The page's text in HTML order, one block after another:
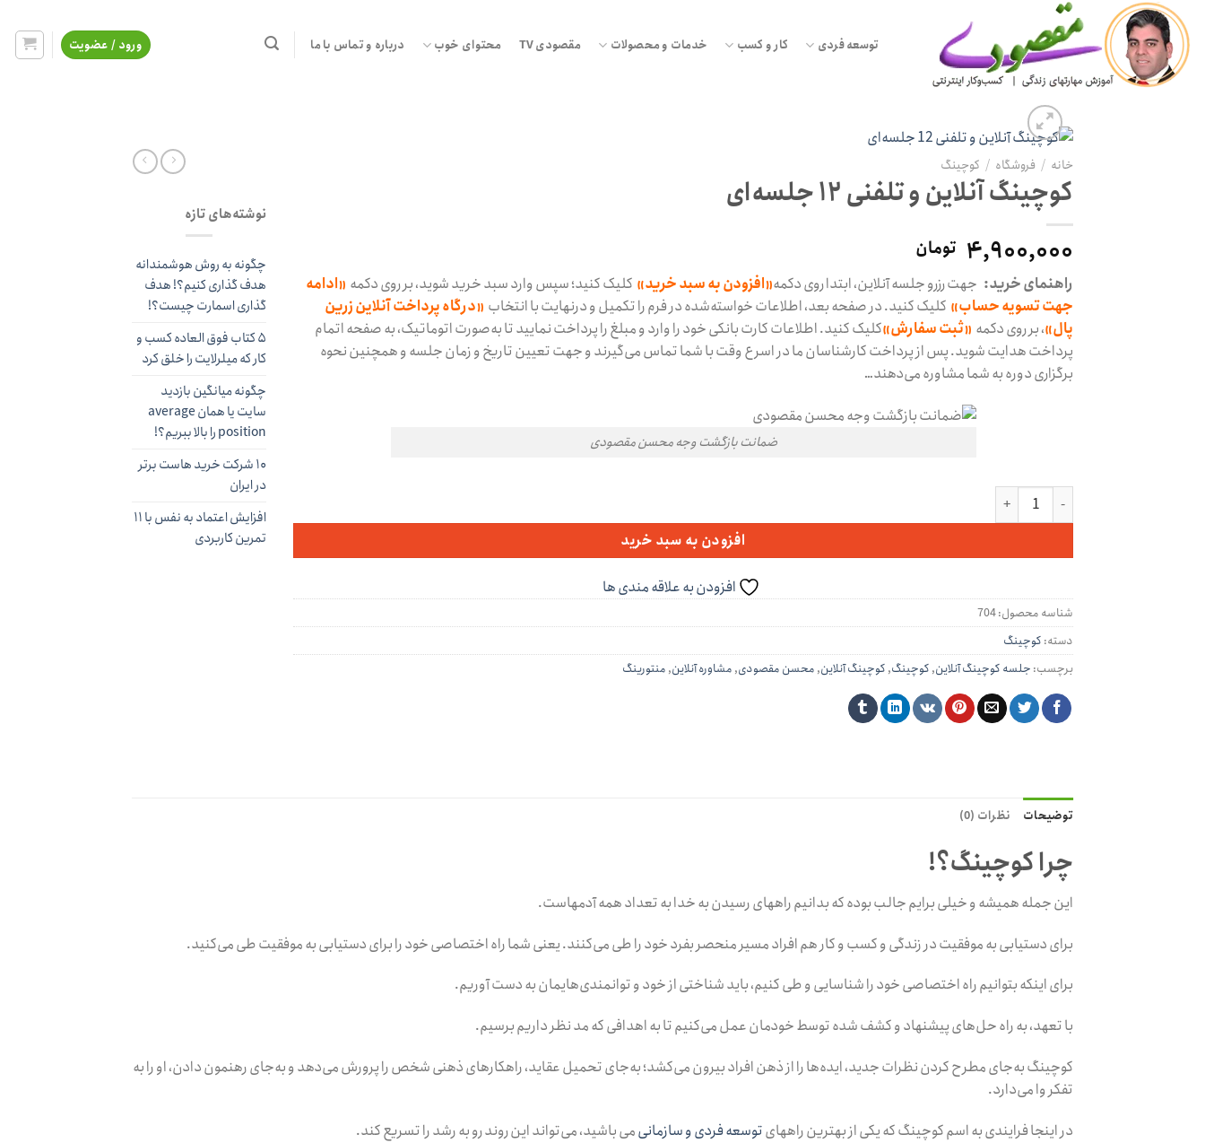
Skip
content
توسعه فردی کار و کسب خدمات و محصولات مقصودی TV محتوای خوب درباره و تماس با ما ورود / عضویت
خانه / فروشگاه / کوچینگ
کوچینگ آنلاین و تلفنی ۱۲ جلسه‌ای
۴,۹۰۰,۰۰۰ تومان
راهنمای خرید: جهت رزرو جلسه آنلاین، ابتدا روی دکمه«افزودن به سبد خرید» کلیک کنید؛ سپس وارد سبد خرید شوید، بر روی دکمه «ادامه
جهت تسویه حساب» کلیک کنید. در صفحه بعد، اطلاعات خواسته‌شده در فرم را تکمیل و درنهایت با انتخاب «درگاه پرداخت آنلاین زرین
پال»، بر روی دکمه «ثبت سفارش»کلیک کنید. اطلاعات کارت بانکی خود را وارد و مبلغ را پرداخت نمایید تا به‌صورت اتوماتیک، به صفحه اتمام
پرداخت هدایت شوید. پس از پرداخت کارشناسان ما در اسرع وقت با شما تماس می‌گیرند و جهت تعیین تاریخ و زمان جلسه و همچنین نحوه
برگزاری دوره به شما مشاوره می‌دهند…
ضمانت بازگشت وجه محسن مقصودی
کوچینگ آنلاین و تلفنی 12 جلسه‌ای عدد
افزودن به سبد خرید
افزودن به علاقه مندی ها
شناسه محصول:704
دسته: کوچینگ
برچسب: جلسه کوچینگ آنلاین, کوچینگ, کوچینگ آنلاین, محسن مقصودی, مشاوره آنلاین, منتورینگ
نوشته‌های تازه
چگونه به روش هوشمندانه
هدف گذاری کنیم؟! هدف
گذاری اسمارت چیست؟!
۵ کتاب فوق العاده کسب و
کار که میلرلایت را خلق کرد
چگونه میانگین بازدید
سایت یا همان average
position را بالا ببریم؟!
۱۰ شرکت خرید هاست برتر
در ایران
افزایش اعتماد به نفس با ۱۱
تمرین کاربردی
توضیحات نظرات (0)
چرا کوچینگ؟!
این جمله همیشه و خیلی برایم جالب بوده که بدانیم راههای رسیدن به خدا به تعداد همه آدمهاست.
برای دستیابی به موفقیت در زندگی و کسب و کار هم افراد مسیر منحصر بفرد خود را طی می‌کنند. یعنی شما راه اختصاصی خود را برای دستیابی به موفقیت طی می‌کنید.
برای اینکه بتوانیم راه اختصاصی خود را شناسایی و طی کنیم، باید شناختی از خود و توانمندی‌هایمان به دست آوریم.
با تعهد، به راه حل‌های پیشنهاد و کشف شده توسط خودمان عمل می‌کنیم تا به اهدافی که مد نظر داریم برسیم.
کوچینگ به‌جای مطرح کردن نظرات جدید، ایده‌ها را از ذهن افراد بیرون می‌کشد؛ به‌جای تحمیل عقاید، راهکارهای ذهنی شخص را پرورش می‌دهد و به‌جای رهنمون دادن، او را به
تفکر وا می‌دارد.
در اینجا فرایندی به اسم کوچینگ که یکی از بهترین راههایتوسعه فردی و سازمانیمی باشید، می‌تواند این روند رو به رشد را تسریع کند.